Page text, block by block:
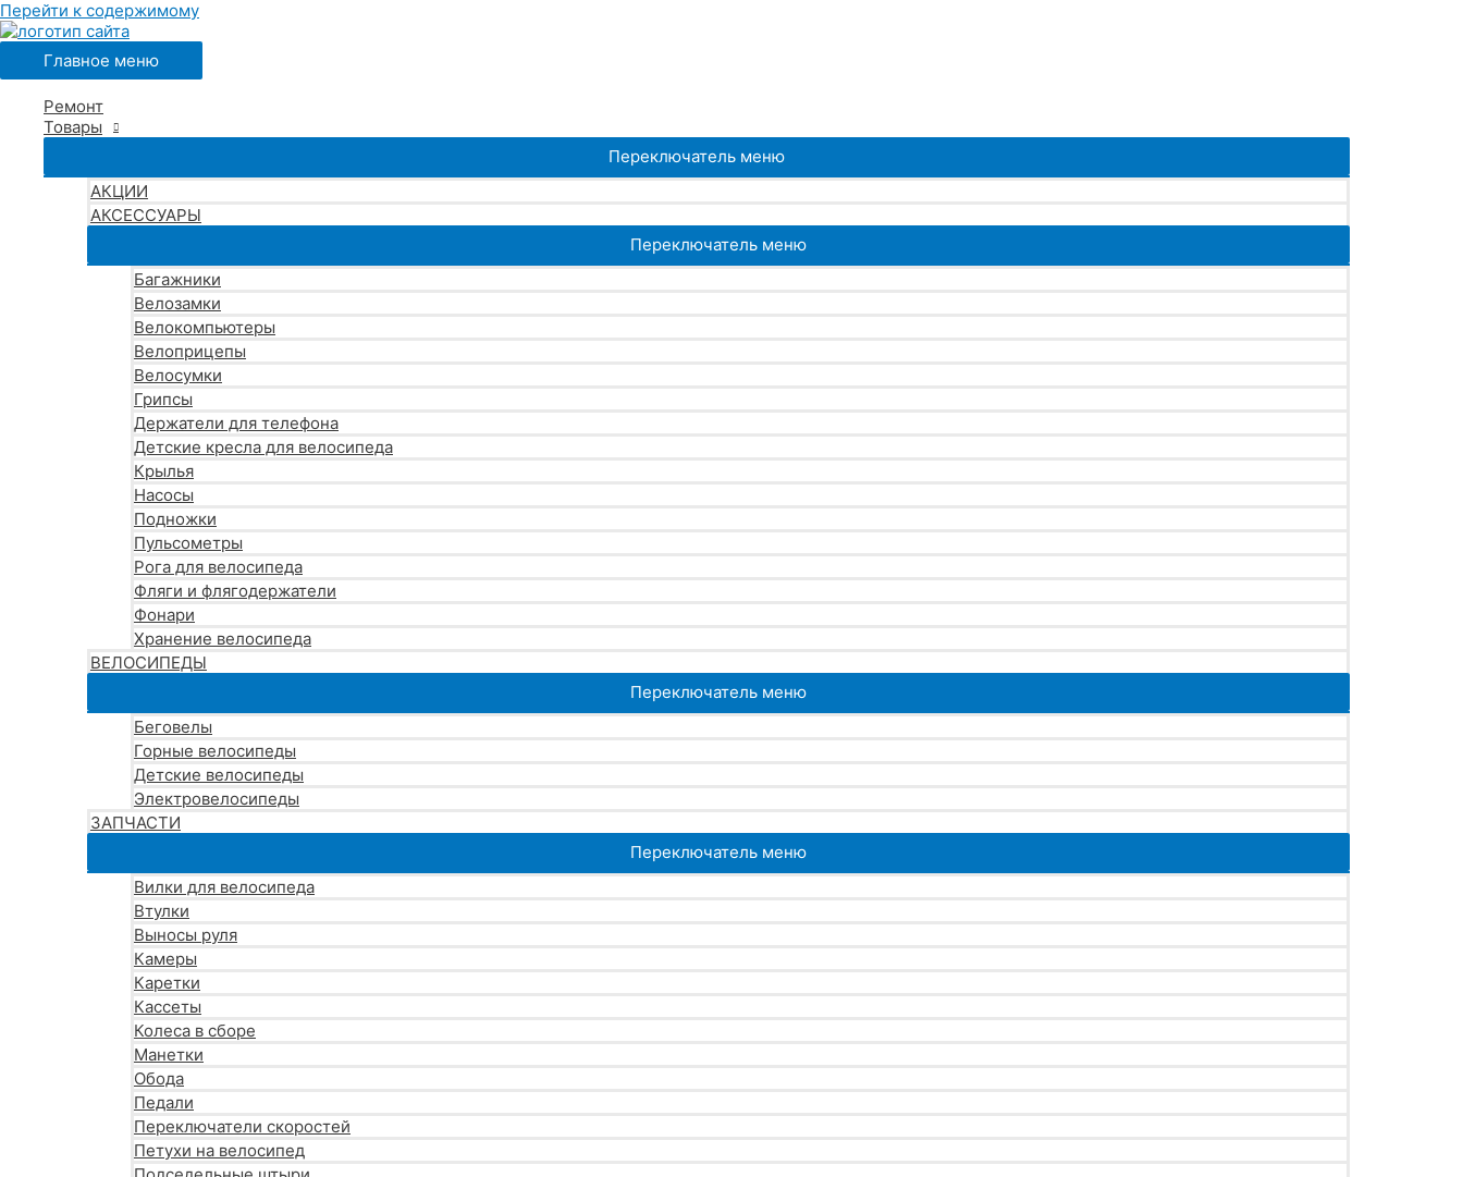
Перейти к содержимому
Главное меню
Ремонт
Товары
Переключатель меню
АКЦИИ
АКСЕССУАРЫ
Переключатель меню
Багажники
Велозамки
Велокомпьютеры
Велоприцепы
Велосумки
Грипсы
Держатели для телефона
Детские кресла для велосипеда
Крылья
Насосы
Подножки
Пульсометры
Рога для велосипеда
Фляги и флягодержатели
Фонари
Хранение велосипеда
ВЕЛОСИПЕДЫ
Переключатель меню
Беговелы
Горные велосипеды
Детские велосипеды
Электровелосипеды
ЗАПЧАСТИ
Переключатель меню
Вилки для велосипеда
Втулки
Выносы руля
Камеры
Каретки
Кассеты
Колеса в сборе
Манетки
Обода
Педали
Переключатели скоростей
Петухи на велосипед